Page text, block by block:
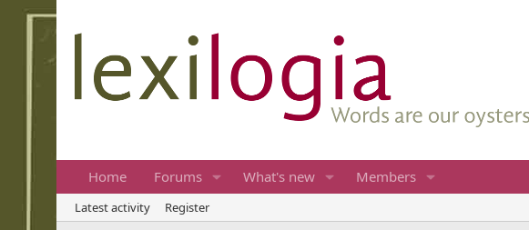
Home Forums What's new Members
Latest activity
Register